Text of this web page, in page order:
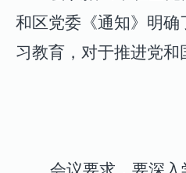
和区党委《通知》明
习教育，对于推进党